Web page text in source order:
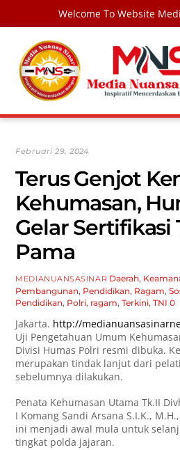
Welcome To Website
content
Februari 29, 2024
Terus Genjot
Kehumasan,
Gelar Sertifikasi
Pama
MEDIANUANSASINAR Daerah,
Pembangunan, Pendidikan, Ragam,
Pendidikan, Polri, ragam,Terkini,TNI 0
Jakarta. http://
Uji Pengetahuan Umum
Divisi Humas Polri resmi dibuka.
merupakan tindak lanjut dari
sebelumnya dilakukan.
Penata Kehumasan Utama Tk.II
I Komang Sandi Arsana S.I.K.,
ini menjadi awal mula untuk
tingkat polda jajaran.